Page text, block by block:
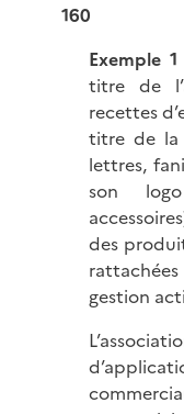
160
Exemple
titre de
recettes
titre de la
lettres,
son
des
gestion